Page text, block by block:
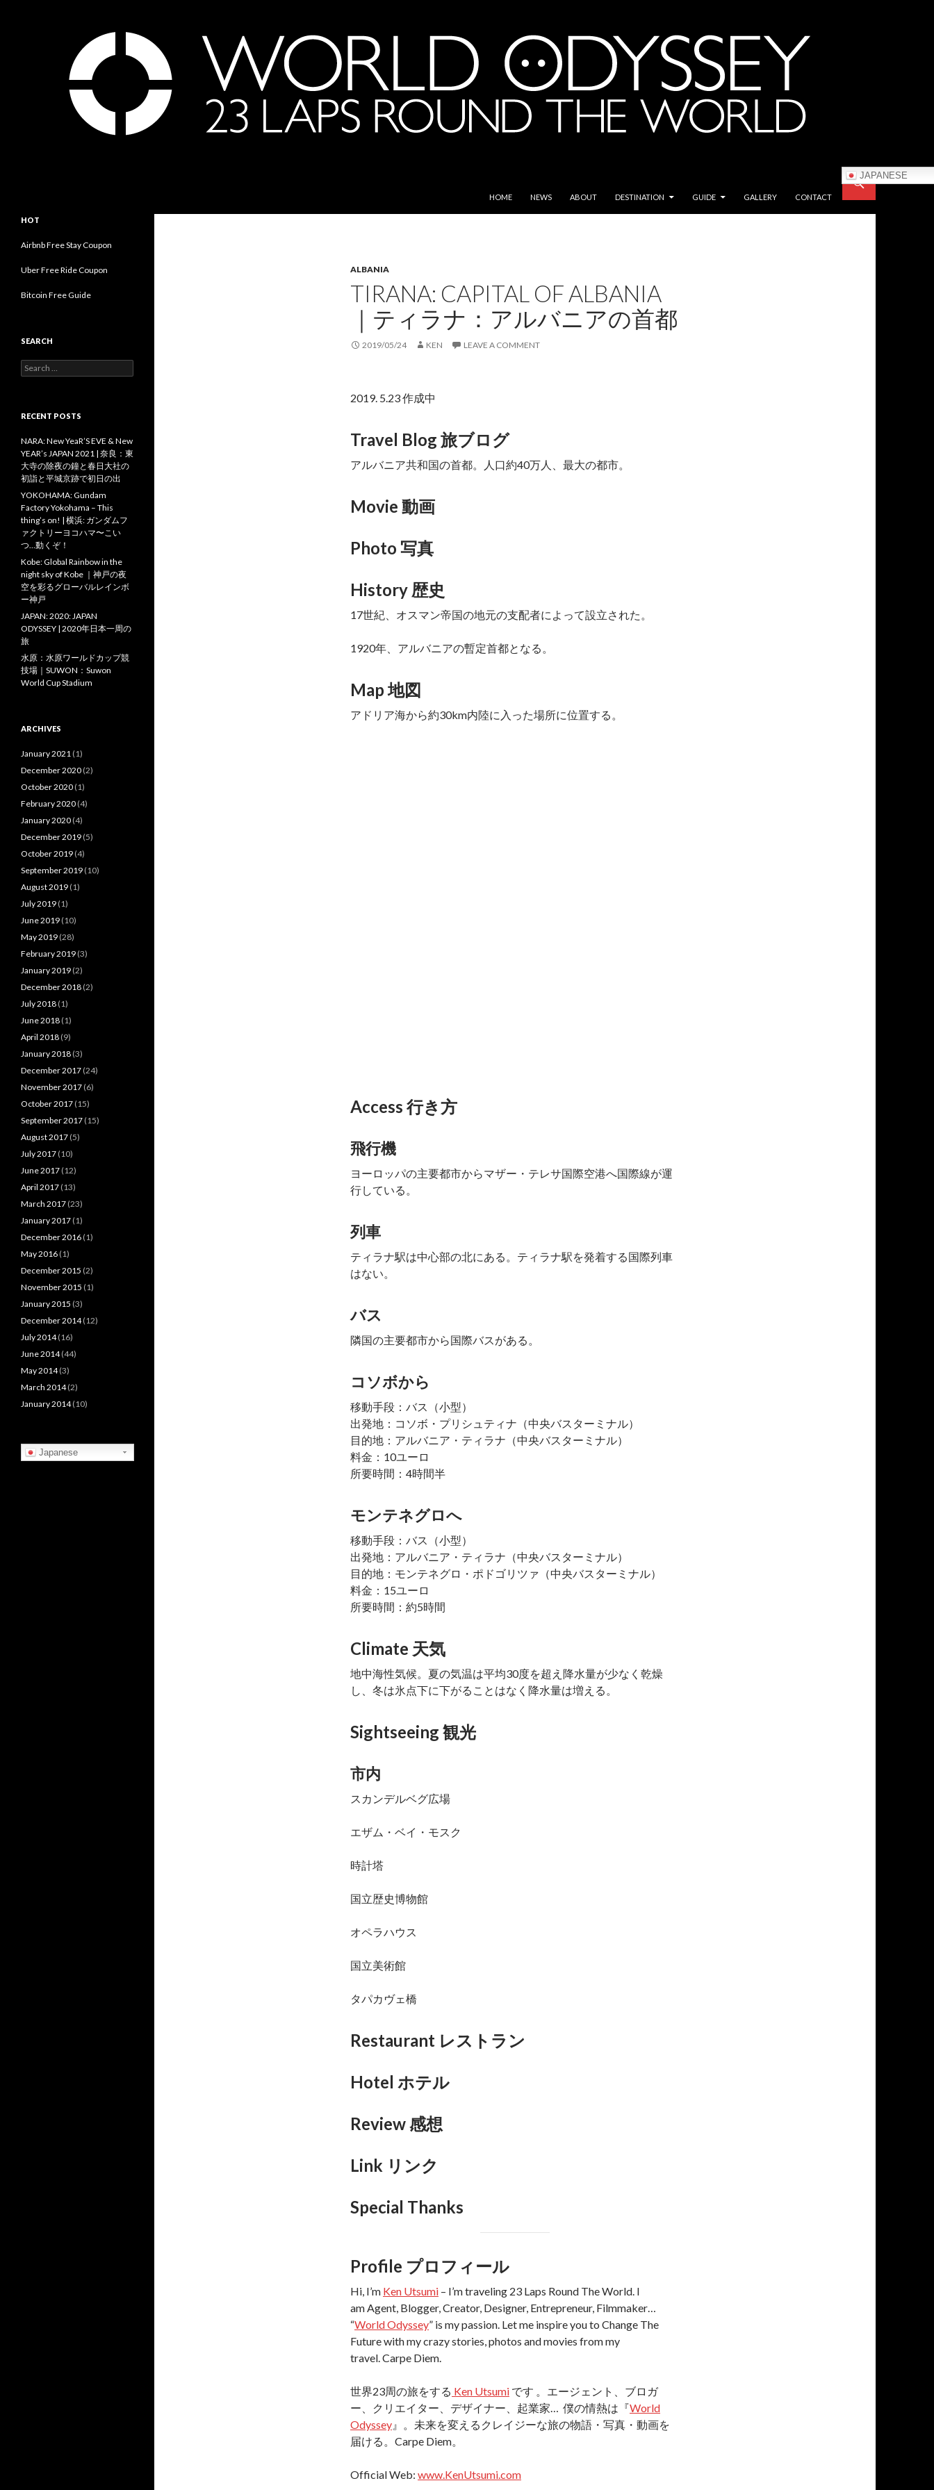
HOME NEWS ABOUT DESTINATION GUIDE GALLERY CONTACT
JAPANESE
ALBANIA
TIRANA: CAPITAL OF ALBANIA
｜ティラナ：アルバニアの首都
2019/05/24 KEN LEAVE A COMMENT
2019. 5.23 作成中
Travel Blog 旅ブログ
アルバニア共和国の首都。人口約40万人、最大の都市。
Movie 動画
Photo 写真
History 歴史
17世紀、オスマン帝国の地元の支配者によって設立された。
1920年、アルバニアの暫定首都となる。
Map 地図
アドリア海から約30km内陸に入った場所に位置する。
Access 行き方
飛行機
ヨーロッパの主要都市からマザー・テレサ国際空港へ国際線が運
行している。
列車
ティラナ駅は中心部の北にある。ティラナ駅を発着する国際列車
はない。
バス
隣国の主要都市から国際バスがある。
コソボから
移動手段：バス（小型）
出発地：コソボ・プリシュティナ（中央バスターミナル）
目的地：アルバニア・ティラナ（中央バスターミナル）
料金：10ユーロ
所要時間：4時間半
モンテネグロへ
移動手段：バス（小型）
出発地：アルバニア・ティラナ（中央バスターミナル）
目的地：モンテネグロ・ポドゴリツァ（中央バスターミナル）
料金：15ユーロ
所要時間：約5時間
Climate 天気
地中海性気候。夏の気温は平均30度を超え降水量が少なく乾燥
し、冬は氷点下に下がることはなく降水量は増える。
Sightseeing 観光
市内
スカンデルベグ広場
エザム・ベイ・モスク
時計塔
国立歴史博物館
オペラハウス
国立美術館
タパカヴェ橋
Restaurant レストラン
Hotel ホテル
Review 感想
Link リンク
Special Thanks
Profile プロフィール
Hi, I’m Ken Utsumi – I’m traveling 23 Laps Round The World. I
am Agent, Blogger, Creator, Designer, Entrepreneur, Filmmaker…
“World Odyssey” is my passion. Let me inspire you to Change The
Future with my crazy stories, photos and movies from my
travel. Carpe Diem.
世界23周の旅をする Ken Utsumi です 。エージェント、ブロガ
ー、クリエイター、デザイナー、起業家… 僕の情熱は『World
Odyssey 』。未来を変えるクレイジーな旅の物語・写真・動画を
届ける。Carpe Diem。
Official Web: www.KenUtsumi.com
永遠の旅人内海賢祐の世界旅行ブロ
World Travel Blog
HOT
Airbnb Free Stay Coupon
Uber Free Ride Coupon
Bitcoin Free Guide
SEARCH
Search
for:
RECENT POSTS
NARA: New YeaR’S EVE & New
YEAR’s JAPAN 2021 | 奈良：東
大寺の除夜の鐘と春日大社の
初詣と平城京跡で初日の出
YOKOHAMA: Gundam
Factory Yokohama – This
thing’s on! | 横浜: ガンダムフ
ァクトリーヨコハマ〜こい
つ…動くぞ！
Kobe: Global Rainbow in the
night sky of Kobe ｜神戸の夜
空を彩るグローバルレインボ
ー神戸
JAPAN: 2020: JAPAN
ODYSSEY | 2020年日本一周の
旅
水原：水原ワールドカップ競
技場｜SUWON：Suwon
World Cup Stadium
ARCHIVES
January 2021 (1)
December 2020 (2)
October 2020 (1)
February 2020 (4)
January 2020 (4)
December 2019 (5)
October 2019 (4)
September 2019 (10)
August 2019 (1)
July 2019 (1)
June 2019 (10)
May 2019 (28)
February 2019 (3)
January 2019 (2)
December 2018 (2)
July 2018 (1)
June 2018 (1)
April 2018 (9)
January 2018 (3)
December 2017 (24)
November 2017 (6)
October 2017 (15)
September 2017 (15)
August 2017 (5)
July 2017 (10)
June 2017 (12)
April 2017 (13)
March 2017 (23)
January 2017 (1)
December 2016 (1)
May 2016 (1)
December 2015 (2)
November 2015 (1)
January 2015 (3)
December 2014(12)
July 2014(16)
June 2014(44)
May 2014(3)
March 2014(2)
January 2014(10)
Japanese